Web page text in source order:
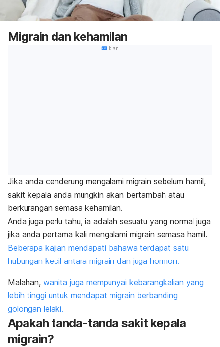
Migrain dan kehamilan
Iklan
Jika anda cenderung mengalami migrain sebelum hamil,
sakit kepala anda mungkin akan bertambah atau
berkurangan semasa kehamilan.
Anda juga perlu tahu, ia adalah sesuatu yang normal juga
jika anda pertama kali mengalami migrain semasa hamil.
Beberapa kajian mendapati bahawa terdapat satu
hubungan kecil antara migrain dan juga hormon.
Malahan, wanita juga mempunyai kebarangkalian yang
lebih tinggi untuk mendapat migrain berbanding
golongan lelaki.
Apakah tanda-tanda sakit kepala
migrain?